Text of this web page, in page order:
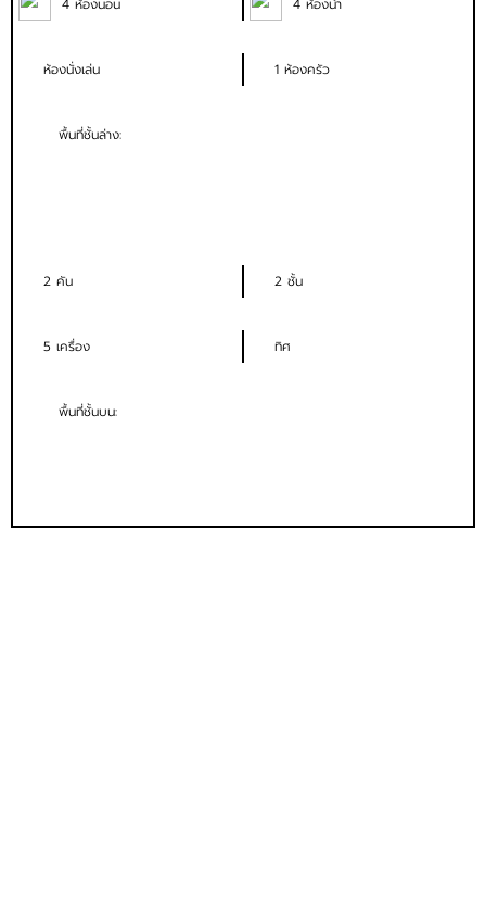
4 ห้องนอน 4 ห้องน้ำ
ห้องนั่งเล่น 1 ห้องครัว
พื้นที่ชั้นล่าง:
2 คัน 2 ชั้น
5 เครื่อง ทิศ
พื้นที่ชั้นบน: